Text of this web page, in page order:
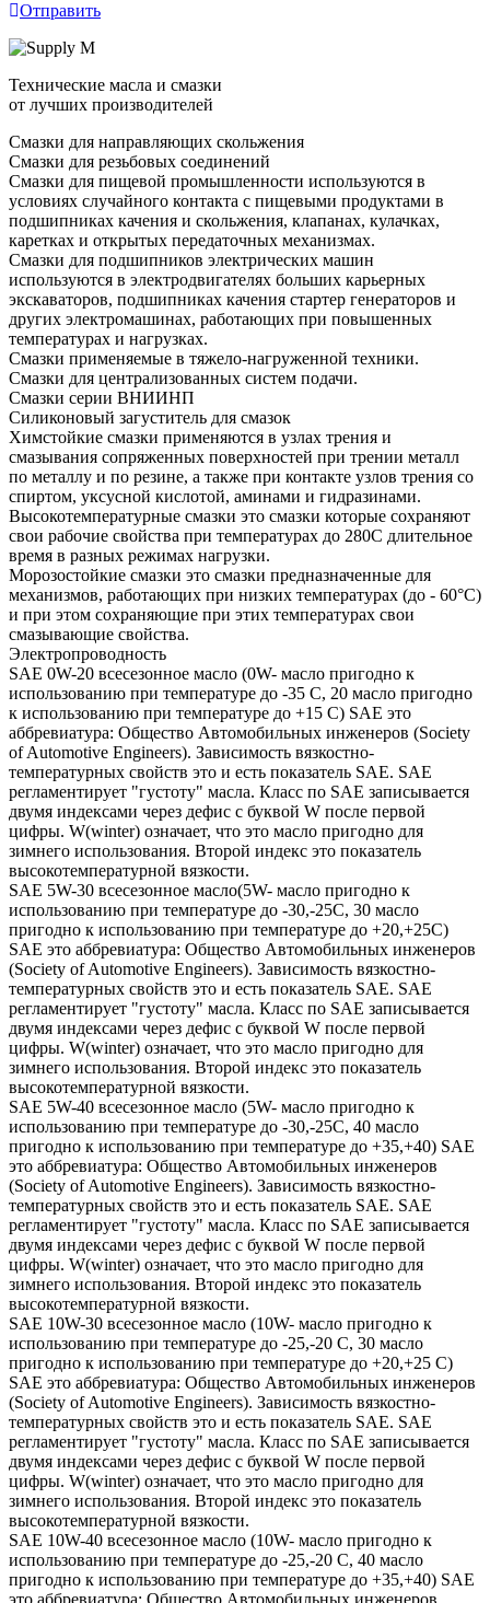
Отправить
Технические масла и смазки
от лучших производителей
Смазки для направляющих скольжения
Смазки для резьбовых соединений
Смазки для пищевой промышленности используются в
условиях случайного контакта с пищевыми продуктами в
подшипниках качения и скольжения, клапанах, кулачках,
каретках и открытых передаточных механизмах.
Смазки для подшипников электрических машин
используются в электродвигателях больших карьерных
экскаваторов, подшипниках качения стартер генераторов и
других электромашинах, работающих при повышенных
температурах и нагрузках.
Смазки применяемые в тяжело-нагруженной техники.
Смазки для централизованных систем подачи.
Смазки серии ВНИИНП
Силиконовый загуститель для смазок
Химстойкие смазки применяются в узлах трения и
смазывания сопряженных поверхностей при трении металл
по металлу и по резине, а также при контакте узлов трения со
спиртом, уксусной кислотой, аминами и гидразинами.
Высокотемпературные смазки это смазки которые сохраняют
свои рабочие свойства при температурах до 280С длительное
время в разных режимах нагрузки.
Морозостойкие смазки это смазки предназначенные для
механизмов, работающих при низких температурах (до - 60°С)
и при этом сохраняющие при этих температурах свои
смазывающие свойства.
Электропроводность
SAE 0W-20 всесезонное масло (0W- масло пригодно к
использованию при температуре до -35 С, 20 масло пригодно
к использованию при температуре до +15 С) SAE это
аббревиатура: Общество Автомобильных инженеров (Society
of Automotive Engineers). Зависимость вязкостно-
температурных свойств это и есть показатель SAE. SAE
регламентирует "густоту" масла. Класс по SAE записывается
двумя индексами через дефис с буквой W после первой
цифры. W(winter) означает, что это масло пригодно для
зимнего использования. Второй индекс это показатель
высокотемпературной вязкости.
SAE 5W-30 всесезонное масло(5W- масло пригодно к
использованию при температуре до -30,-25С, 30 масло
пригодно к использованию при температуре до +20,+25С)
SAE это аббревиатура: Общество Автомобильных инженеров
(Society of Automotive Engineers). Зависимость вязкостно-
температурных свойств это и есть показатель SAE. SAE
регламентирует "густоту" масла. Класс по SAE записывается
двумя индексами через дефис с буквой W после первой
цифры. W(winter) означает, что это масло пригодно для
зимнего использования. Второй индекс это показатель
высокотемпературной вязкости.
SAE 5W-40 всесезонное масло (5W- масло пригодно к
использованию при температуре до -30,-25С, 40 масло
пригодно к использованию при температуре до +35,+40) SAE
это аббревиатура: Общество Автомобильных инженеров
(Society of Automotive Engineers). Зависимость вязкостно-
температурных свойств это и есть показатель SAE. SAE
регламентирует "густоту" масла. Класс по SAE записывается
двумя индексами через дефис с буквой W после первой
цифры. W(winter) означает, что это масло пригодно для
зимнего использования. Второй индекс это показатель
высокотемпературной вязкости.
SAE 10W-30 всесезонное масло (10W- масло пригодно к
использованию при температуре до -25,-20 С, 30 масло
пригодно к использованию при температуре до +20,+25 С)
SAE это аббревиатура: Общество Автомобильных инженеров
(Society of Automotive Engineers). Зависимость вязкостно-
температурных свойств это и есть показатель SAE. SAE
регламентирует "густоту" масла. Класс по SAE записывается
двумя индексами через дефис с буквой W после первой
цифры. W(winter) означает, что это масло пригодно для
зимнего использования. Второй индекс это показатель
высокотемпературной вязкости.
SAE 10W-40 всесезонное масло (10W- масло пригодно к
использованию при температуре до -25,-20 С, 40 масло
пригодно к использованию при температуре до +35,+40) SAE